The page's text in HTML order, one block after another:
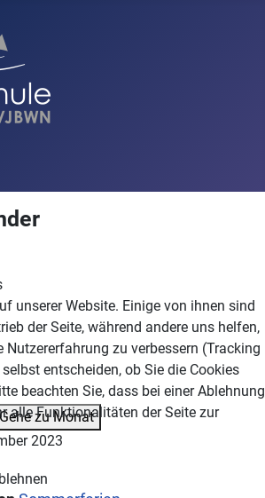
Gehe zu Monat
2023
unserer Website. Einige von ihnen sind
der Seite, während andere uns helfen,
Nutzererfahrung zu verbessern (Tracking
entscheiden, ob Sie die Cookies
beachten Sie, dass bei einer Ablehnung
alle Funktionalitäten der Seite zur